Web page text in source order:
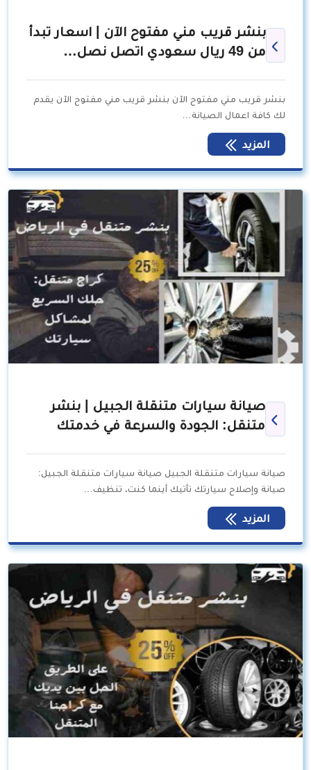
بنشر قريب مني مفتوح الآن | اسعار تبدأ
من 49 ريال سعودي اتصل نصل…
بنشر قريب مني مفتوح الآن بنشر قريب مني مفتوح الآن يقدم
لك كافة اعمال الصيانة…
المزيد
صيانة سيارات متنقلة الجبيل | بنشر
متنقل: الجودة والسرعة في خدمتك
صيانة سيارات متنقلة الجبيل صيانة سيارات متنقلة الجبيل:
صيانة وإصلاح سيارتك تأتيك أينما كنت، تنظيف…
المزيد